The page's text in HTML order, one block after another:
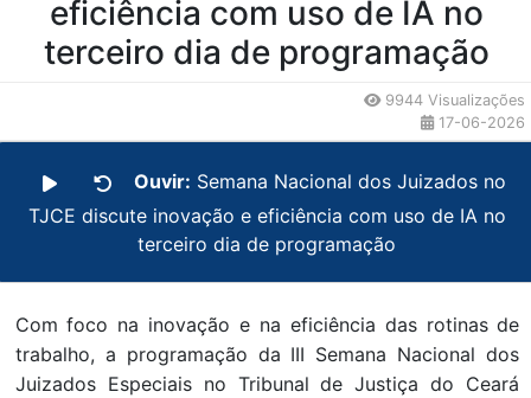
eficiência com uso de IA no
terceiro dia de programação
9944 Visualizações
17-06-2026
Ouvir: Semana Nacional dos Juizados no
TJCE discute inovação e eficiência com uso de IA no
terceiro dia de programação
Com foco na inovação e na eficiência das rotinas de
trabalho, a programação da III Semana Nacional dos
Juizados Especiais no Tribunal de Justiça do Ceará